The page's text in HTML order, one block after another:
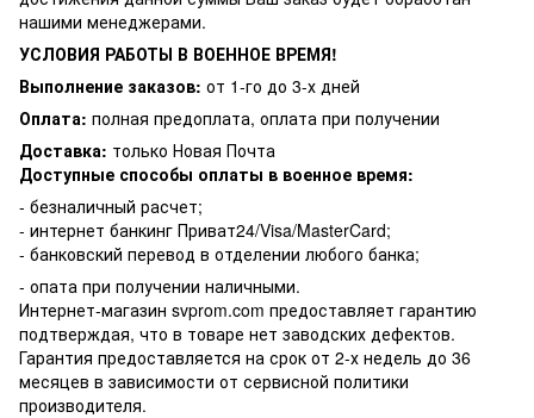
нашими менеджерами.
УСЛОВИЯ РАБОТЫ В ВОЕННОЕ ВРЕМЯ!
Выполнение заказов: от 1-го до 3-х дней
Оплата: полная предоплата, оплата при получении
Доставка: только Новая Почта
Доступные способы оплаты в военное время:
- безналичный расчет;
- интернет банкинг Приват24/Visa/MasterCard;
- банковский перевод в отделении любого банка;
- опата при получении наличными.
Интернет-магазин svprom.com предоставляет гарантию
подтверждая, что в товаре нет заводских дефектов.
Гарантия предоставляется на срок от 2-х недель до 36
месяцев в зависимости от сервисной политики
производителя.